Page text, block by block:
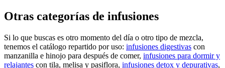
Otras categorías de infusiones
Si lo que buscas es otro momento del día o otro tipo de mezcla,
tenemos el catálogo repartido por uso: infusiones digestivas con
manzanilla e hinojo para después de comer, infusiones para dormir y
relajantes con tila, melisa y pasiflora, infusiones detox y depurativas,